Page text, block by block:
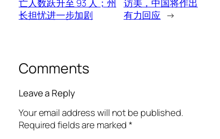
亡人数跃升至 93 人；州
长担忧进一步加剧
访美，中国将作出
有力回应 →
Comments
Leave a Reply
Your email address will not be published.
Required fields are marked*